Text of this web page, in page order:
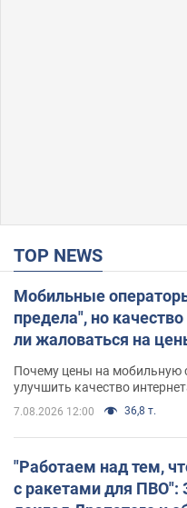
TOP NEWS
Мобильные
предела", но
ли жаловаться на
Почему цены на мобильную
улучшить качество
7.08.2026 12:00 36,8 т.
"Работаем над тем,
с ракетами для ПВО":